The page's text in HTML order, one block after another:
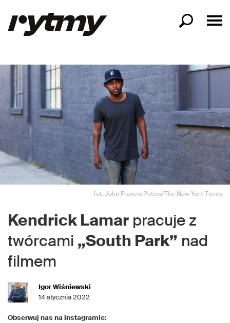
fot. John Francis Peters/The New York Times
Kendrick Lamar pracuje z
twórcami „South Park” nad
filmem
Igor Wiśniewski
14 stycznia 2022
Obserwuj nas na instagramie: